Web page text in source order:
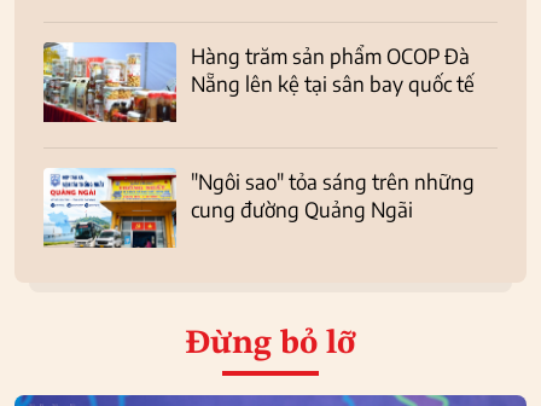
Hàng trăm sản phẩm OCOP Đà
Nẵng lên kệ tại sân bay quốc tế
"Ngôi sao" tỏa sáng trên những
cung đường Quảng Ngãi
Đừng bỏ lỡ